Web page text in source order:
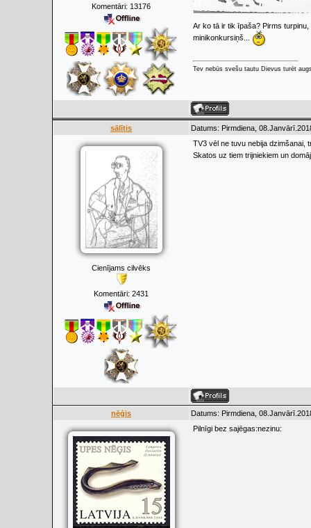
Komentāri: 13176
Ar ko tā ir tik īpaša? Pirms
minikonkursiņš...
Tev nebūs svešu tautu Dievus turēt
sālītis Datums: Pirmdiena,
Cienījams cilvēks
Komentāri: 2431
TV3 vēl ne tuvu nebija dzimšanai,
Skatos uz tiem trijniekiem un
nēģis Datums: Pirmdiena,
Pilnīgi bez sajēgas:nezinu: